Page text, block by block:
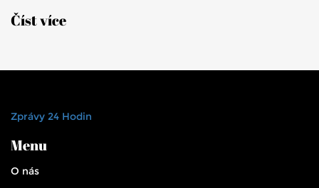
Číst více
Zprávy 24 Hodin
Menu
O nás